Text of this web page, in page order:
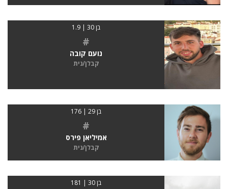
בן 30 | 1.9
#
נועם קובה
קבלן/נית
בן 29 | 176
#
אמיליאן פירס
קבלן/נית
בן 30 | 181